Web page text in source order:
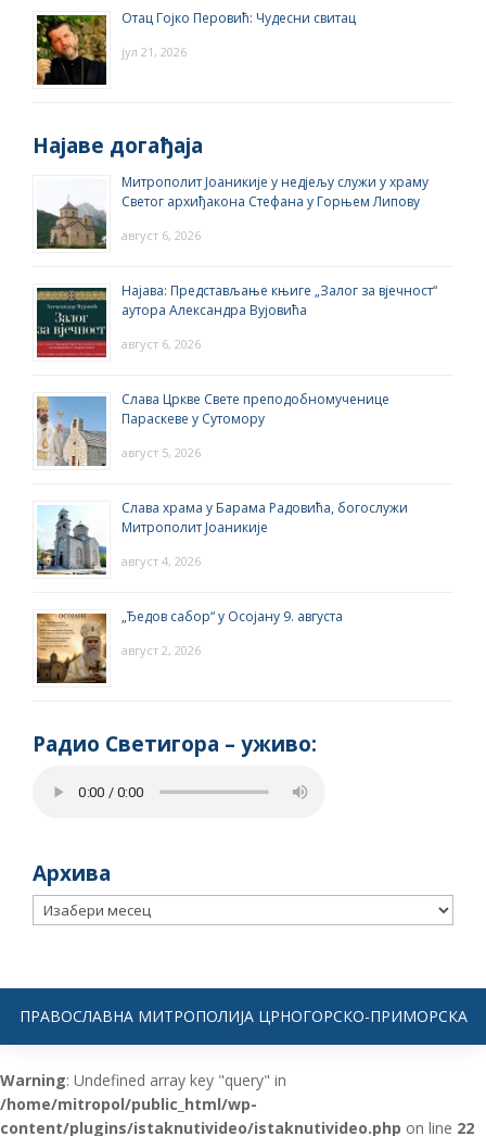
Отац Гојко Перовић: Чудесни свитац
јул 21, 2026
Најаве догађаја
Митрополит Јоаникије у недјељу служи у храму
Светог архиђакона Стефана у Горњем Липову
август 6, 2026
Најава: Представљање књиге „Залог за вјечност“
аутора Александра Вујовића
август 6, 2026
Слава Цркве Свете преподобномученице
Параскеве у Сутомору
август 5, 2026
Слава храма у Барама Радовића, богослужи
Митрополит Јоаникије
август 4, 2026
„Ђедов сабор“ у Осојану 9. августа
август 2, 2026
Радио Светигора – yживо:
Архива
Архива
ПРАВОСЛАВНА МИТРОПОЛИЈА ЦРНОГОРСКО-ПРИМОРСКА
Warning: Undefined array key "query" in
/home/mitropol/public_html/wp-
content/plugins/istaknutivideo/istaknutivideo.php on line 22